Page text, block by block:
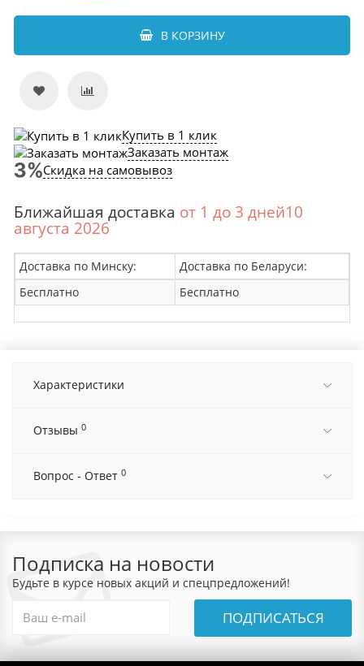
В КОРЗИНУ
Купить в 1 клик
Заказать монтаж
Скидка на самовывоз
Ближайшая доставка от 1 до 3 дней10
августа 2026
Доставка по Минску:
Доставка по Беларуси:
Бесплатно
Бесплатно
Характеристики
Отзывы 0
Вопрос - Ответ 0
Подписка на новости
Будьте в курсе новых акций и спецпредложений!
ПОДПИСАТЬСЯ